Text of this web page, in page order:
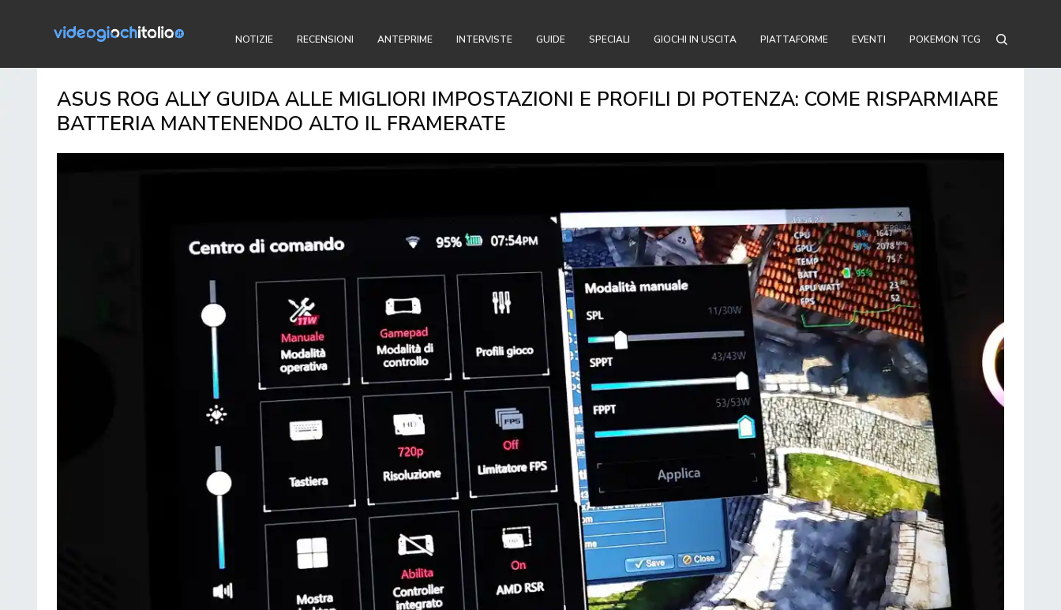
NOTIZIE RECENSIONI ANTEPRIME INTERVISTE GUIDE SPECIALI GIOCHI IN USCITA PIATTAFORME EVENTI POKEMON TCG
ASUS ROG ALLY GUIDA ALLE MIGLIORI IMPOSTAZIONI E PROFILI DI POTENZA: COME RISPARMIARE
BATTERIA MANTENENDO ALTO IL FRAMERATE